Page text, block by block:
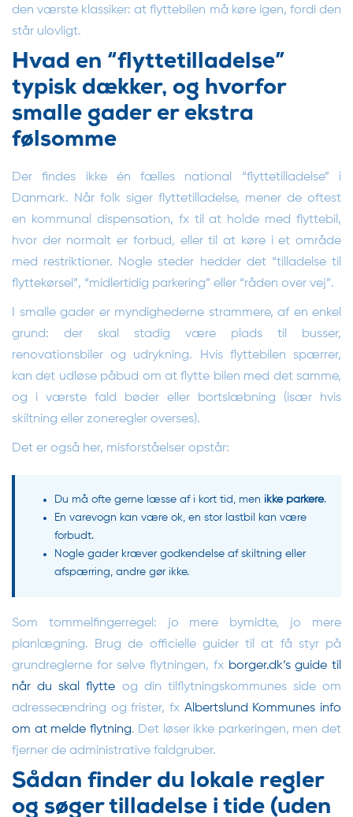
den værste klassiker: at flyttebilen må køre igen, fordi den
står ulovligt.
Hvad en “flyttetilladelse”
typisk dækker, og hvorfor
smalle gader er ekstra
følsomme
Der findes ikke én fælles national “flyttetilladelse” i
Danmark. Når folk siger flyttetilladelse, mener de oftest
en kommunal dispensation, fx til at holde med flyttebil,
hvor der normalt er forbud, eller til at køre i et område
med restriktioner. Nogle steder hedder det “tilladelse til
flyttekørsel”, “midlertidig parkering” eller “råden over vej”.
I smalle gader er myndighederne strammere, af en enkel
grund: der skal stadig være plads til busser,
renovationsbiler og udrykning. Hvis flyttebilen spærrer,
kan det udløse påbud om at flytte bilen med det samme,
og i værste fald bøder eller bortslæbning (især hvis
skiltning eller zoneregler overses).
Det er også her, misforståelser opstår:
Du må ofte gerne læsse af i kort tid, men ikke parkere.
En varevogn kan være ok, en stor lastbil kan være
forbudt.
Nogle gader kræver godkendelse af skiltning eller
afspærring, andre gør ikke.
Som tommelfingerregel: jo mere bymidte, jo mere
planlægning. Brug de officielle guider til at få styr på
grundreglerne for selve flytningen, fx borger.dk’s guide til
når du skal flytte og din tilflytningskommunes side om
adresseændring og frister, fx Albertslund Kommunes info
om at melde flytning. Det løser ikke parkeringen, men det
fjerner de administrative faldgruber.
Sådan finder du lokale regler
og søger tilladelse i tide (uden